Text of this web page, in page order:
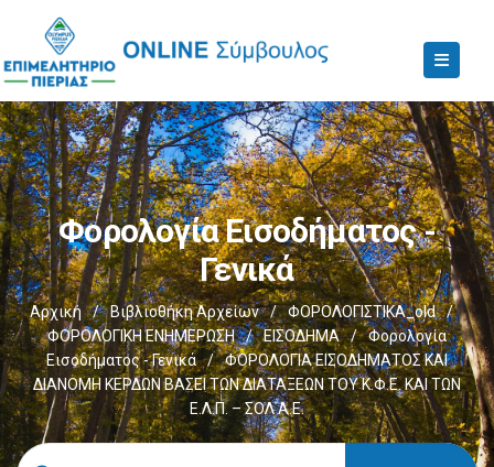
Φορολογία Εισοδήματος -
Γενικά
Αρχική / Βιβλιοθήκη Αρχείων / ΦΟΡΟΛΟΓΙΣΤΙΚΑ_old
/
ΦΟΡΟΛΟΓΙΚΗ ΕΝΗΜΕΡΩΣΗ
/ ΕΙΣΟΔΗΜΑ /
Φορολογία
Εισοδήματος - Γενικά
/
ΦΟΡΟΛΟΓΙΑ ΕΙΣΟΔΗΜΑΤΟΣ ΚΑΙ
ΔΙΑΝΟΜΗ ΚΕΡΔΩΝ ΒΑΣΕΙ ΤΩΝ ΔΙΑΤΑΞΕΩΝ ΤΟΥ Κ.Φ.Ε. ΚΑΙ ΤΩΝ
Ε.Λ.Π. – ΣΟΛ Α.Ε.